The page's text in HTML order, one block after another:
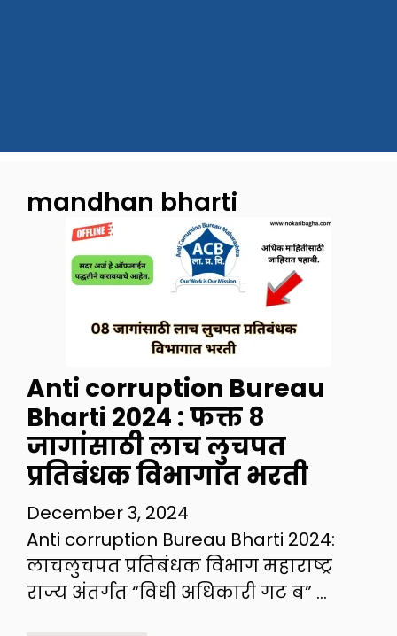
mandhan bharti
Anti corruption Bureau
Bharti 2024 : फक्त 8
जागांसाठी लाच लुचपत
प्रतिबंधक विभागात भरती
December 3, 2024
Anti corruption Bureau Bharti 2024:
लाचलुचपत प्रतिबंधक विभाग महाराष्ट्र
राज्य अंतर्गत “विधी अधिकारी गट ब” …